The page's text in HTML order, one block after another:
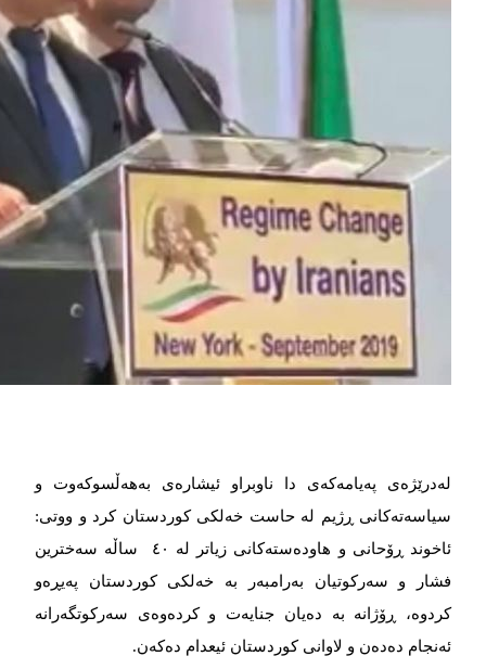
له‌‌‌درێژه‌‌‌ی په‌‌‌یامه‌‌‌که‌‌‌ی دا ناوبراو ئیشاره‌‌‌ی به‌‌‌هه‌‌‌ڵسوکه‌‌‌وت و
سیاسه‌‌‌ته‌‌‌کانی ڕژیم له‌‌‌ حاست خه‌‌‌لکی کوردستان کرد و ووتی:
ئاخوند ڕۆحانی و هاوده‌‌‌سته‌‌‌کانی زیاتر له‌‌‌ ٤٠ ساڵه‌‌‌ سه‌‌‌خترین
فشار و سه‌‌‌رکوتیان به‌‌‌رامبه‌‌‌ر به‌‌‌ خه‌‌‌لکی کوردستان په‌‌‌یڕه‌‌‌و
کردوه‌‌‌، ڕۆژانه‌‌‌ به‌‌‌ ده‌‌‌یان جنایه‌‌‌ت و کرده‌‌‌وه‌‌‌ی سه‌‌‌رکوتگه‌‌‌رانه‌‌‌
ئه‌‌‌نجام ده‌‌‌ده‌‌‌ن و لاوانی کوردستان ئیعدام ده‌‌‌که‌‌‌ن.